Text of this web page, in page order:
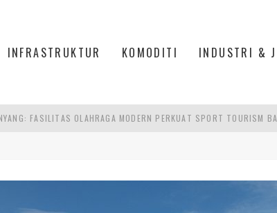
INFRASTRUKTUR KOMODITI INDUSTRI &
LULUSAN, MENAKER TEKANKAN KOLABORASI KAMPUS DAN
LAUT DI TEPI KAWASAN MEGAMAS, MANADO